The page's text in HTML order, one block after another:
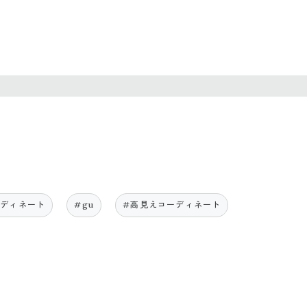
ィネート #gu #高見えコーディネート